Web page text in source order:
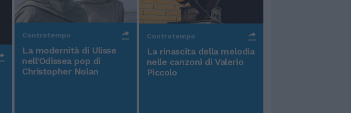
Controtempo
La modernità di Ulisse
nell'Odissea pop di
Christopher Nolan
Controtempo
La rinascita della melodia
nelle canzoni di Valerio
Piccolo